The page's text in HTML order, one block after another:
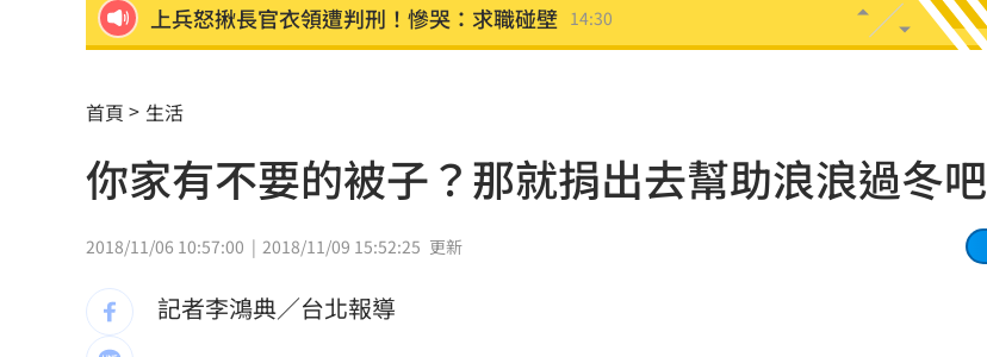
新／遭爆離婚台玻千金 小刀首發聲證實 14:29
28歲女星無預警生了 閃婚2年迎愛的結晶 14:23
它是水果界白富美 低GI、低熱量還助排便
摯友「長相激似王凱」王媽眼熟抱著痛哭！
首頁 生活
你家有不要的被子？那就捐出去幫助浪浪過冬吧
2018/11/06 10:57:00 2018/11/09 15:52:25 更新
記者李鴻典／台北報導